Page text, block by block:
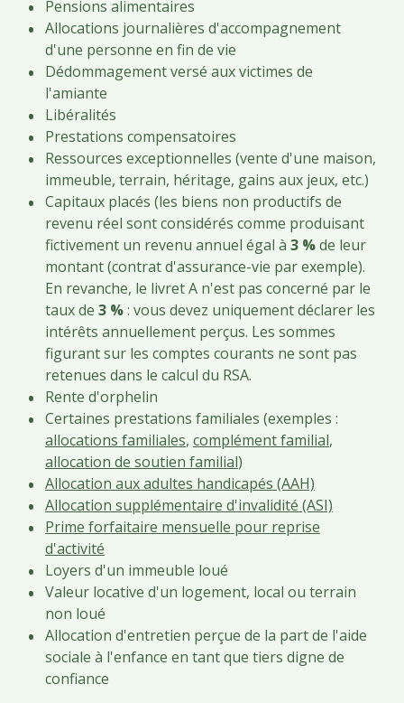
Pensions alimentaires
Allocations journalières d'accompagnement
d'une personne en fin de vie
Dédommagement versé aux victimes de
l'amiante
Libéralités
Prestations compensatoires
Ressources exceptionnelles (vente d'une maison,
immeuble, terrain, héritage, gains aux jeux, etc.)
Capitaux placés (les biens non productifs de
revenu réel sont considérés comme produisant
fictivement un revenu annuel égal à 3 %de leur
montant (contrat d'assurance-vie par exemple).
En revanche, le livret A n'est pas concerné par le
taux de 3 %: vous devez uniquement déclarer les
intérêts annuellement perçus. Les sommes
figurant sur les comptes courants ne sont pas
retenues dans le calcul du RSA.
Rente d'orphelin
Certaines prestations familiales (exemples :
allocations familiales, complément familial,
allocation de soutien familial)
Allocation aux adultes handicapés (AAH)
Allocation supplémentaire d'invalidité (ASI)
Prime forfaitaire mensuelle pour reprise
d'activité
Loyers d'un immeuble loué
Valeur locative d'un logement, local ou terrain
non loué
Allocation d'entretien perçue de la part de l'aide
sociale à l'enfance en tant que tiers digne de
confiance